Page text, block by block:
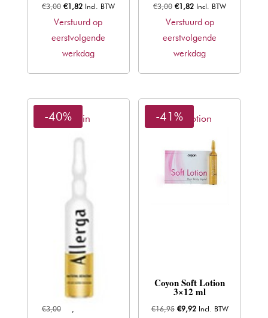
€3,00 Oorspronkelijke
prijs
was:
€3,00.
€1,82Huidige
prijs
is:
€1,82.
Incl. BTW
Verstuurd op
eerstvolgende
werkdag
€3,00 Oorspronkelijke
prijs
was:
€3,00.
€1,82Huidige
prijs
is:
€1,82.
Incl. BTW
Verstuurd op
eerstvolgende
werkdag
Carin
-40%
Carin Allerga
lotion 7.5ml
€3,00
Soft Lotion
-41%
Coyon Soft Lotion
3×12 ml
€16,95 Oorspronkelijke
€9,92Huidige
Incl. BTW